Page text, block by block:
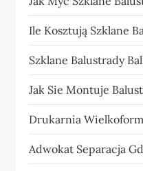
Ile Kosztują Szklane
Szklane Balustrady
Jak Sie Montuje
Drukarnia
Adwokat Separacja